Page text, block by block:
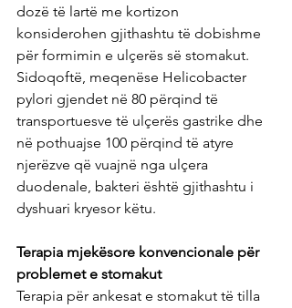
dozë të lartë me kortizon
konsiderohen gjithashtu të dobishme
për formimin e ulçerës së stomakut.
Sidoqoftë, meqenëse Helicobacter
pylori gjendet në 80 përqind të
transportuesve të ulçerës gastrike dhe
në pothuajse 100 përqind të atyre
njerëzve që vuajnë nga ulçera
duodenale, bakteri është gjithashtu i
dyshuari kryesor këtu.
Terapia mjekësore konvencionale për
problemet e stomakut
Terapia për ankesat e stomakut të tilla